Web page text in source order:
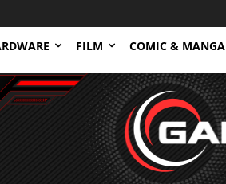
FILM COMIC & MANGA